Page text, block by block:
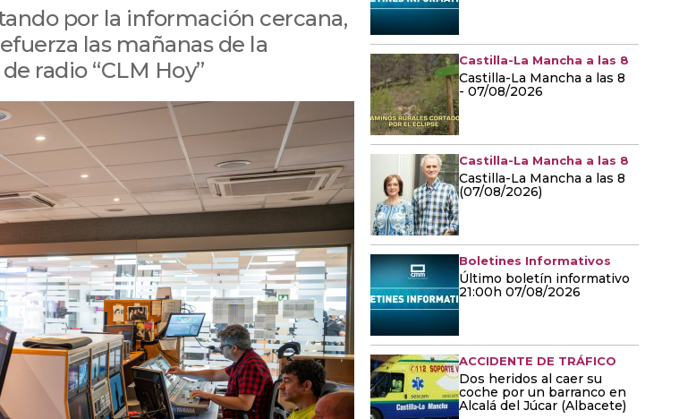
por la información cercana,
las mañanas de la
radio “CLM Hoy”
Castilla-La Mancha a las 8
Castilla-La Mancha a las 8
- 07/08/2026
Castilla-La Mancha a las 8
Castilla-La Mancha a las 8
(07/08/2026)
Boletines Informativos
Último boletín informativo
21:00h 07/08/2026
ACCIDENTE DE TRÁFICO
Dos heridos al caer su
coche por un barranco en
Alcalá del Júcar (Albacete)